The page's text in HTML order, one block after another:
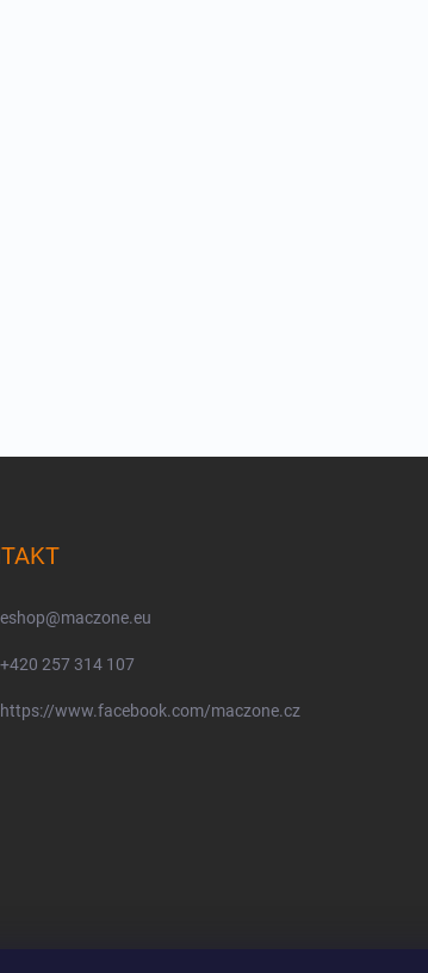
eshop@maczone.eu
+420 257 314 107
https://www.facebook.com/maczone.cz